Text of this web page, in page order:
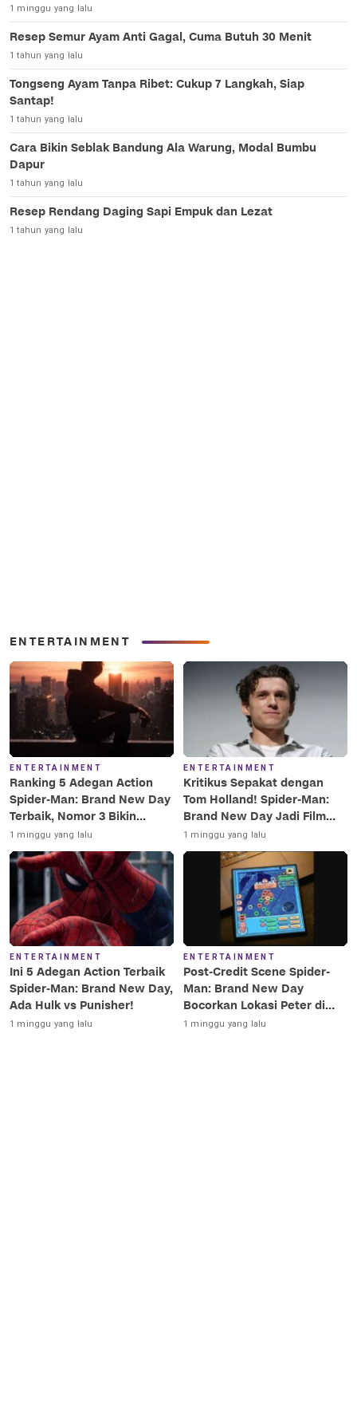
1 minggu yang lalu
Resep Semur Ayam Anti Gagal, Cuma Butuh 30 Menit
1 tahun yang lalu
Tongseng Ayam Tanpa Ribet: Cukup 7 Langkah, Siap
Santap!
1 tahun yang lalu
Cara Bikin Seblak Bandung Ala Warung, Modal Bumbu
Dapur
1 tahun yang lalu
Resep Rendang Daging Sapi Empuk dan Lezat
1 tahun yang lalu
ENTERTAINMENT
ENTERTAINMENT
Ranking 5 Adegan Action
Spider-Man: Brand New Day
Terbaik, Nomor 3 Bikin
Terkesima!
1 minggu yang lalu
ENTERTAINMENT
Kritikus Sepakat dengan
Tom Holland! Spider-Man:
Brand New Day Jadi Film
Terbaik Era MCU
1 minggu yang lalu
ENTERTAINMENT
Ini 5 Adegan Action Terbaik
Spider-Man: Brand New Day,
Ada Hulk vs Punisher!
1 minggu yang lalu
ENTERTAINMENT
Post-Credit Scene Spider-
Man: Brand New Day
Bocorkan Lokasi Peter di
Luar Angkasa!
1 minggu yang lalu